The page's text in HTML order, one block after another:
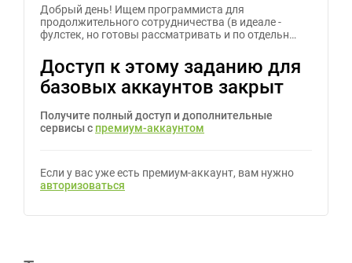
Добрый день! Ищем программиста для
продолжительного сотрудничества (в идеале -
фулстек, но готовы рассматривать и по отдельн…
Доступ к этому заданию для
базовых аккаунтов закрыт
Получите полный доступ и дополнительные
сервисы с премиум-аккаунтом
Если у вас уже есть премиум-аккаунт, вам нужно
авторизоваться